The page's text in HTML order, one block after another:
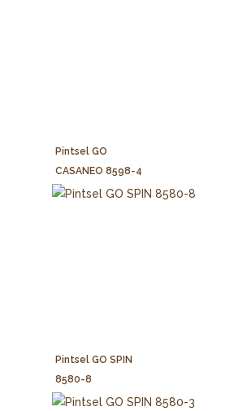
Pintsel GO
CASANEO 8598-4
Pintsel GO SPIN
8580-8